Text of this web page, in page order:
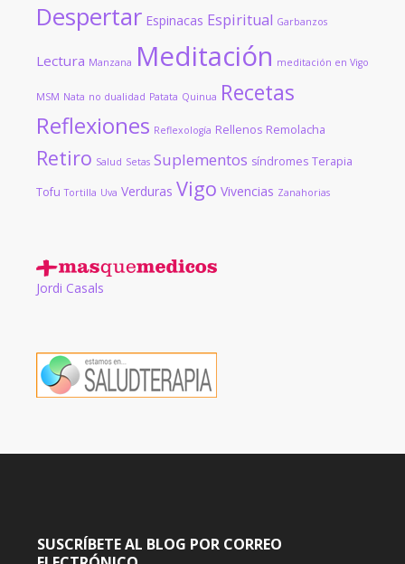
Despertar Espinacas Espiritual Garbanzos
Lectura Manzana Meditación meditación en Vigo
MSM Nata no dualidad Patata Quinua Recetas
Reflexiones Reflexología Rellenos Remolacha
Retiro Salud Setas Suplementos síndromes Terapia
Tofu Tortilla Uva Verduras Vigo Vivencias Zanahorias
Jordi Casals
SUSCRÍBETE AL BLOG POR CORREO